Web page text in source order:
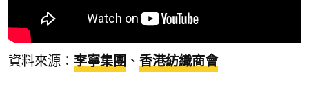
資料來源： 李寧集團 、 香港紡織商會